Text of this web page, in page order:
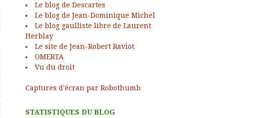
Le blog de Descartes
Le blog de Jean-Dominique Michel
Le blog gaulliste libre de Laurent
Herblay
Le site de Jean-Robert Raviot
OMERTA
Vu du droit
Captures d'écran par Robothumb
STATISTIQUES DU BLOG